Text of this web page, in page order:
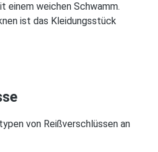
einem weichen Schwamm.
ist das Kleidungsstück
von Reißverschlüssen an